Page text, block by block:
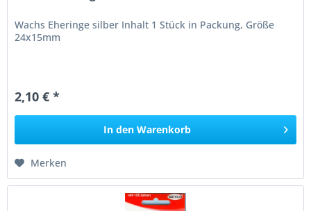
Wachs Eheringe silber Inhalt 1 Stück in Packung, Größe
24x15mm
2,10 € *
In den Warenkorb
Merken